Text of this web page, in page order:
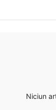
Niciun